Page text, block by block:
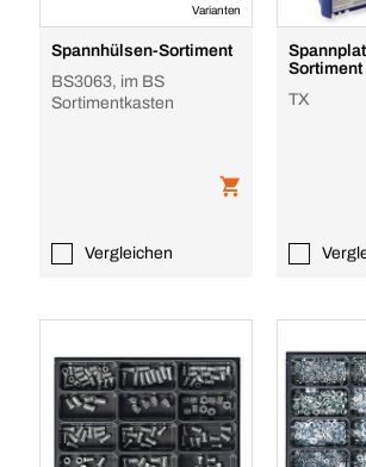
Varianten
Spannhülsen-Sortiment
BS3063, im BS
Sortimentkasten
Vergleichen
TX